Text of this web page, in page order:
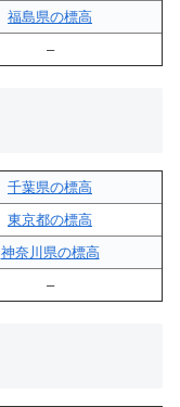
福島県の標高
–
千葉県の標高
東京都の標高
神奈川県の標高
–